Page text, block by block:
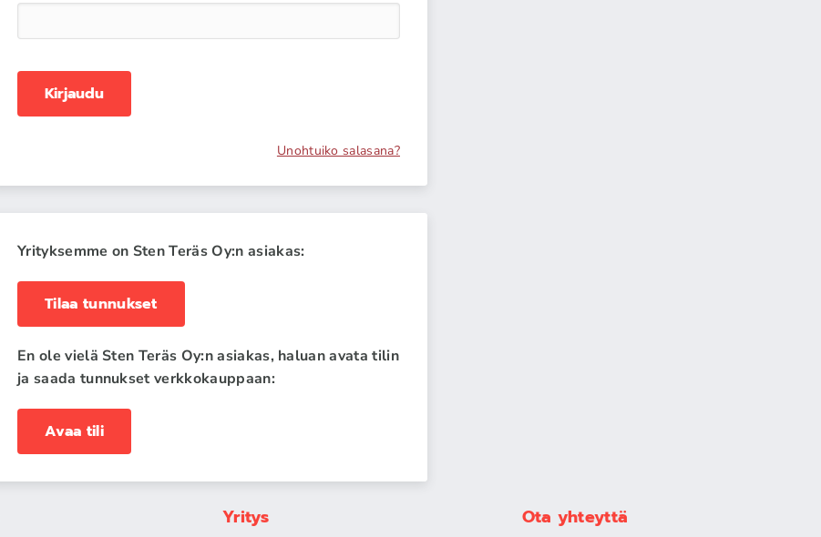
Kirjaudu
Unohtuiko salasana?
Yrityksemme on Sten Teräs Oy:n asiakas:
Tilaa tunnukset
En ole vielä Sten Teräs Oy:n asiakas, haluan avata tilin
ja saada tunnukset verkkokauppaan:
Avaa tili
Yritys Ota yhteyttä